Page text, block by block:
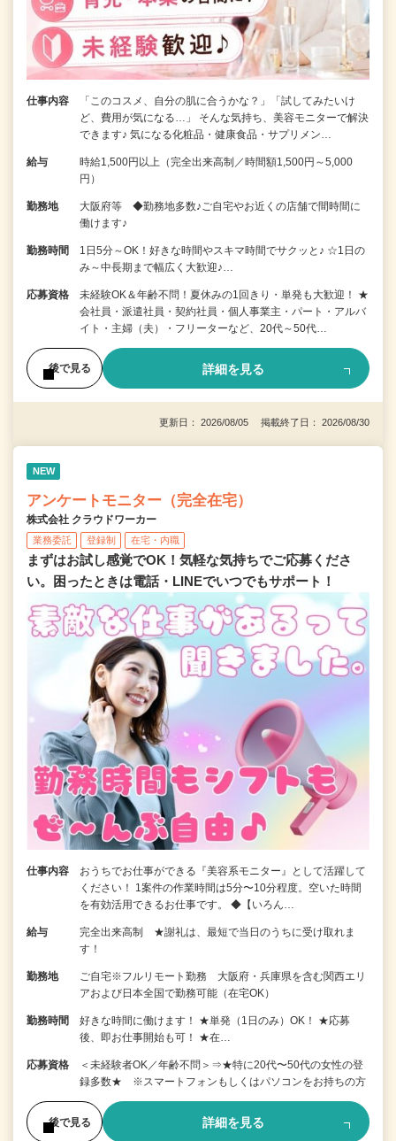
仕事内容
「このコスメ、自分の肌に合うかな？」「試してみたいけ
ど、費用が気になる…」 そんな気持ち、美容モニターで解決
できます♪ 気になる化粧品・健康食品・サプリメン…
給与
時給1,500円以上（完全出来高制／時間額1,500円～5,000
円）
勤務地
大阪府等 ◆勤務地多数♪ご自宅やお近くの店舗で間時間に
働けます♪
勤務時間
1日5分～OK！好きな時間やスキマ時間でサクッと♪ ☆1日の
み～中長期まで幅広く大歓迎♪…
応募資格
未経験OK＆年齢不問！夏休みの1回きり・単発も大歓迎！ ★
会社員・派遣社員・契約社員・個人事業主・パート・アルバ
イト・主婦（夫）・フリーターなど、20代～50代…
後で見る 詳細を見る
更新日： 2026/08/05 掲載終了日： 2026/08/30
NEW
アンケートモニター（完全在宅）
株式会社 クラウドワーカー
業務委託 登録制 在宅・内職
まずはお試し感覚でOK！気軽な気持ちでご応募くださ
い。困ったときは電話・LINEでいつでもサポート！
仕事内容
おうちでお仕事ができる『美容系モニター』として活躍して
ください！ 1案件の作業時間は5分〜10分程度。空いた時間
を有効活用できるお仕事です。 ◆【いろん…
給与
完全出来高制 ★謝礼は、最短で当日のうちに受け取れま
す！
勤務地
ご自宅※フルリモート勤務 大阪府・兵庫県を含む関西エリ
アおよび日本全国で勤務可能（在宅OK）
勤務時間
好きな時間に働けます！ ★単発（1日のみ）OK！ ★応募
後、即お仕事開始も可！ ★在…
応募資格
＜未経験者OK／年齢不問＞⇒★特に20代〜50代の女性の登
録多数★ ※スマートフォンもしくはパソコンをお持ちの方
後で見る 詳細を見る